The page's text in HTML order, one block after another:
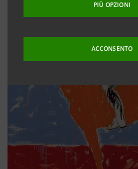
PIÙ OPZIONI
ACCONSENTO